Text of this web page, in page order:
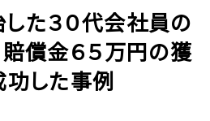
した３０代会社員の
償金６５万円の獲
した事例